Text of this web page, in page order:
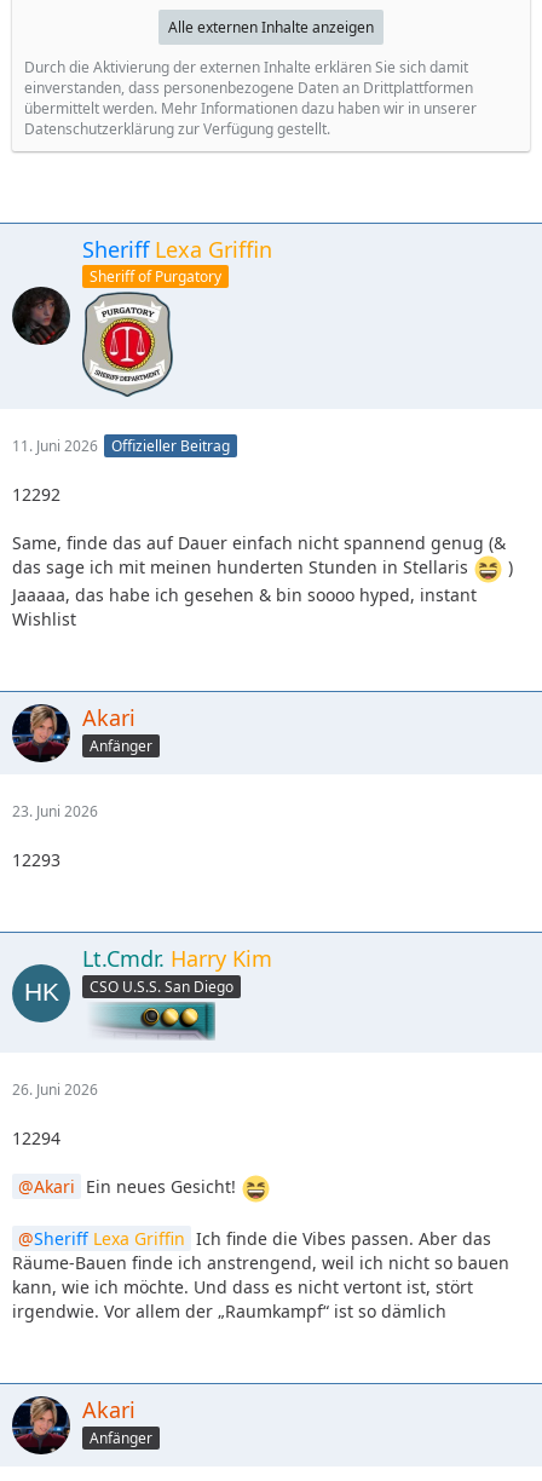
Alle externen Inhalte anzeigen
Durch die Aktivierung der externen Inhalte erklären Sie sich damit
einverstanden, dass personenbezogene Daten an Drittplattformen
übermittelt werden. Mehr Informationen dazu haben wir in unserer
Datenschutzerklärung zur Verfügung gestellt.
Sheriff Lexa Griffin
Sheriff of Purgatory
11. Juni 2026 Offizieller Beitrag
12292
Same, finde das auf Dauer einfach nicht spannend genug (&
das sage ich mit meinen hunderten Stunden in Stellaris
)
Jaaaaa, das habe ich gesehen & bin soooo hyped, instant
Wishlist
Akari
Anfänger
23. Juni 2026
12293
Lt.Cmdr. Harry Kim
CSO U.S.S. San Diego
26. Juni 2026
12294
Akari Ein neues Gesicht!
Sheriff Lexa Griffin Ich finde die Vibes passen. Aber das
Räume-Bauen finde ich anstrengend, weil ich nicht so bauen
kann, wie ich möchte. Und dass es nicht vertont ist, stört
irgendwie. Vor allem der „Raumkampf“ ist so dämlich
Akari
Anfänger